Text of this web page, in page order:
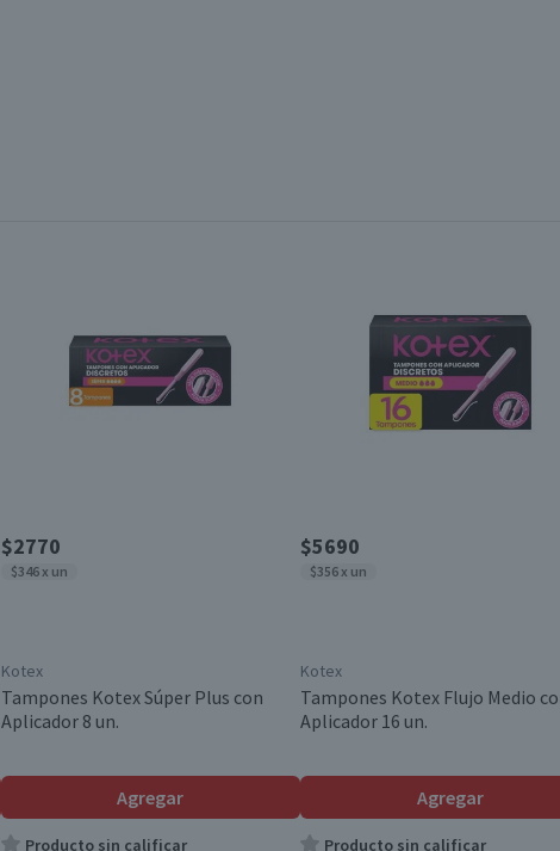
$2770
$346 x un
Kotex
Tampones Kotex Súper Plus con
Aplicador 8 un.
Agregar
Producto sin calificar
$5690
$356 x un
Kotex
Tampones Kotex Flujo Medio
Aplicador 16 un.
Agregar
Producto sin calificar